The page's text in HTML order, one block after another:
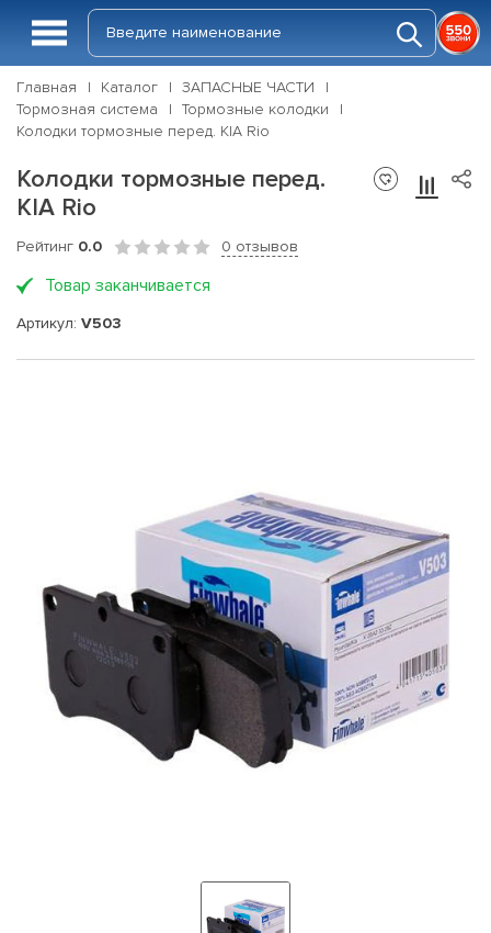
Главная Каталог
ЗАПАСНЫЕ ЧАСТИ
Тормозная система
Тормозные колодки
Колодки тормозные перед. KIA Rio
Колодки тормозные перед.
KIA Rio
Рейтинг 0.0 0 отзывов
Товар заканчивается
Артикул: V503